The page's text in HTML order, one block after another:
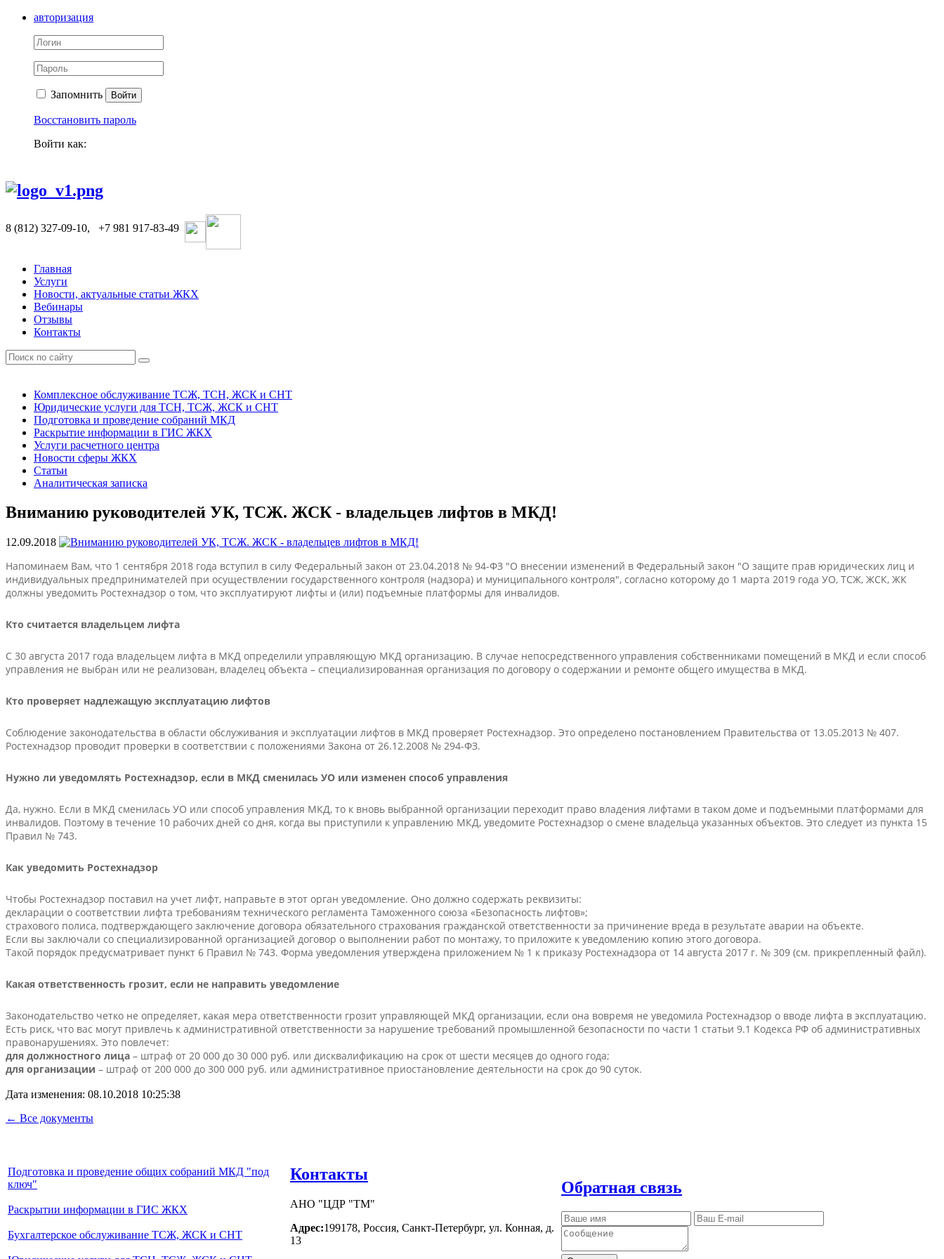
авторизация
Запомнить Войти
Восстановить пароль
Войти как:
8 (812) 327-09-10, +7 981 917-83-49
Главная
Услуги
Новости, актуальные статьи ЖКХ
Вебинары
Отзывы
Контакты
Комплексное обслуживание ТСЖ, ТСН, ЖСК и СНТ
Юридические услуги для ТСН, ТСЖ, ЖСК и СНТ
Подготовка и проведение собраний МКД
Раскрытие информации в ГИС ЖКХ
Услуги расчетного центра
Новости сферы ЖКХ
Статьи
Аналитическая записка
Вниманию руководителей УК, ТСЖ. ЖСК - владельцев лифтов в МКД!
12.09.2018
Напоминаем Вам, что 1 сентября 2018 года вступил в силу Федеральный закон от 23.04.2018 № 94-ФЗ "О внесении изменений в Федеральный закон "О защите прав юридических лиц и
индивидуальных предпринимателей при осуществлении государственного контроля (надзора) и муниципального контроля", согласно которому до 1 марта 2019 года УО, ТСЖ, ЖСК, ЖК
должны уведомить Ростехнадзор о том, что эксплуатируют лифты и (или) подъемные платформы для инвалидов.
Кто считается владельцем лифта
С 30 августа 2017 года владельцем лифта в МКД определили управляющую МКД организацию. В случае непосредственного управления собственниками помещений в МКД и если способ
управления не выбран или не реализован, владелец объекта – специализированная организация по договору о содержании и ремонте общего имущества в МКД.
Кто проверяет надлежащую эксплуатацию лифтов
Соблюдение законодательства в области обслуживания и эксплуатации лифтов в МКД проверяет Ростехнадзор. Это определено постановлением Правительства от 13.05.2013 № 407.
Ростехнадзор проводит проверки в соответствии с положениями Закона от 26.12.2008 № 294-ФЗ.
Нужно ли уведомлять Ростехнадзор, если в МКД сменилась УО или изменен способ управления
Да, нужно. Если в МКД сменилась УО или способ управления МКД, то к вновь выбранной организации переходит право владения лифтами в таком доме и подъемными платформами для
инвалидов. Поэтому в течение 10 рабочих дней со дня, когда вы приступили к управлению МКД, уведомите Ростехнадзор о смене владельца указанных объектов. Это следует из пункта 15
Правил № 743.
Как уведомить Ростехнадзор
Чтобы Ростехнадзор поставил на учет лифт, направьте в этот орган уведомление. Оно должно содержать реквизиты:
декларации о соответствии лифта требованиям технического регламента Таможенного союза «Безопасность лифтов»;
страхового полиса, подтверждающего заключение договора обязательного страхования гражданской ответственности за причинение вреда в результате аварии на объекте.
Если вы заключали со специализированной организацией договор о выполнении работ по монтажу, то приложите к уведомлению копию этого договора.
Такой порядок предусматривает пункт 6 Правил № 743. Форма уведомления утверждена приложением № 1 к приказу Ростехнадзора от 14 августа 2017 г. № 309 (см. прикрепленный файл).
Какая ответственность грозит, если не направить уведомление
Законодательство четко не определяет, какая мера ответственности грозит управляющей МКД организации, если она вовремя не уведомила Ростехнадзор о вводе лифта в эксплуатацию.
Есть риск, что вас могут привлечь к административной ответственности за нарушение требований промышленной безопасности по части 1 статьи 9.1 Кодекса РФ об административных
правонарушениях. Это повлечет:
для должностного лица – штраф от 20 000 до 30 000 руб. или дисквалификацию на срок от шести месяцев до одного года;
для организации – штраф от 200 000 до 300 000 руб. или административное приостановление деятельности на срок до 90 суток.
Дата изменения: 08.10.2018 10:25:38
← Все документы
Подготовка и проведение общих собраний МКД "под
ключ"
Раскрытии информации в ГИС ЖКХ
Бухгалтерское обслуживание ТСЖ, ЖСК и СНТ
Контакты
АНО "ЦДР "ТМ"
Адрес:199178, Россия, Санкт-Петербург, ул. Конная, д.
13
Обратная связь